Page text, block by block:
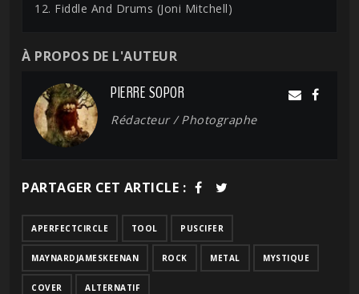
12. Fiddle And Drums (Joni Mitchell)
À PROPOS DE L'AUTEUR
PIERRE SOPOR
Rédacteur / Photographe
PARTAGER CET ARTICLE :
APERFECTCIRCLE TOOL PUSCIFER
MAYNARDJAMESKEENAN ROCK METAL MYSTIQUE
COVER ALTERNATIF